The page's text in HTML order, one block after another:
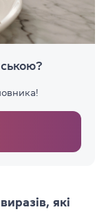
які